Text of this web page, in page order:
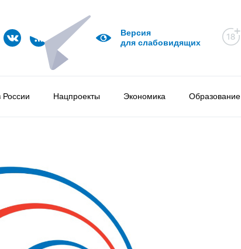
Версия
для слабовидящих
России Нацпроекты Экономика Образование